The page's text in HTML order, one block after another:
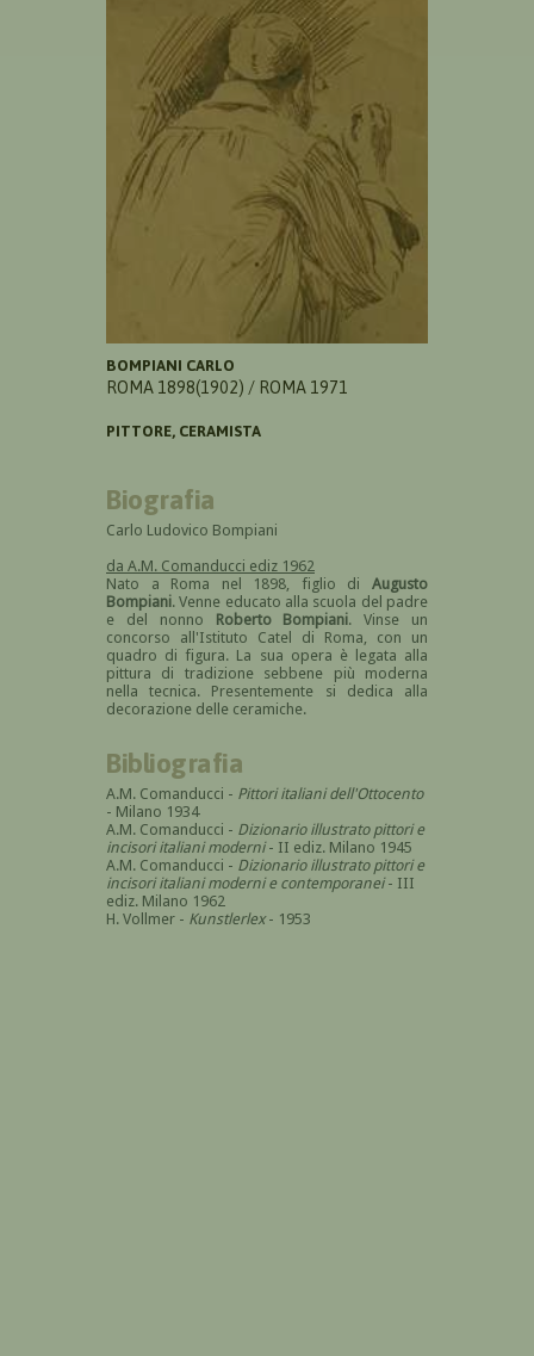
BOMPIANI CARLO
ROMA 1898(1902) / ROMA 1971
PITTORE, CERAMISTA
Biografia
Carlo Ludovico Bompiani
da A.M. Comanducci ediz 1962
Nato a Roma nel 1898, figlio di Augusto
Bompiani. Venne educato alla scuola del padre
e del nonno Roberto Bompiani. Vinse un
concorso all'Istituto Catel di Roma, con un
quadro di figura. La sua opera è legata alla
pittura di tradizione sebbene più moderna
nella tecnica. Presentemente si dedica alla
decorazione delle ceramiche.
Bibliografia
A.M. Comanducci - Pittori italiani dell'Ottocento
- Milano 1934
A.M. Comanducci - Dizionario illustrato pittori e
incisori italiani moderni- II ediz. Milano 1945
A.M. Comanducci - Dizionario illustrato pittori e
incisori italiani moderni e contemporanei- III
ediz. Milano 1962
H. Vollmer - Kunstlerlex- 1953